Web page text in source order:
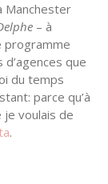
Manchester
– à
programme
que
du temps
parce qu’à
je voulais de
.